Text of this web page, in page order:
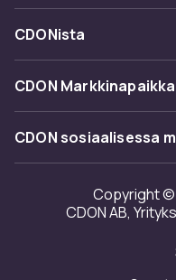
Ota yhteyttä
Toimitus
Takaisinvedot
Kategoriat
Tuotemerkit
CDONista
Tietoa meistä
Asiakasarvionnit
Investor relations
CDON Markkinapaikka
Merchant Help Center
CDON sosiaalisessa
Copyright ©
CDON AB,